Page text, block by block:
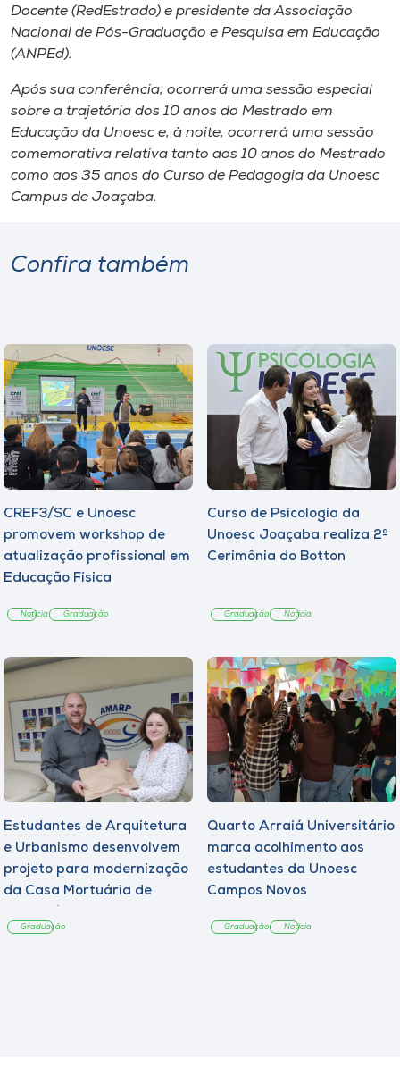
Docente (RedEstrado) e presidente da Associação
Nacional de Pós-Graduação e Pesquisa em Educação
(ANPEd).
Após sua conferência, ocorrerá uma sessão especial
sobre a trajetória dos 10 anos do Mestrado em
Educação da Unoesc e, à noite, ocorrerá uma sessão
comemorativa relativa tanto aos 10 anos do Mestrado
como aos 35 anos do Curso de Pedagogia da Unoesc
Campus de Joaçaba.
Confira também
CREF3/SC e Unoesc
promovem workshop de
atualização profissional em
Educação Física
Notícia Graduação
Curso de Psicologia da
Unoesc Joaçaba realiza 2ª
Cerimônia do Botton
Graduação Notícia
Estudantes de Arquitetura
e Urbanismo desenvolvem
projeto para modernização
da Casa Mortuária de
Graduação
Quarto Arraiá Universitário
marca acolhimento aos
estudantes da Unoesc
Campos Novos
Graduação Notícia